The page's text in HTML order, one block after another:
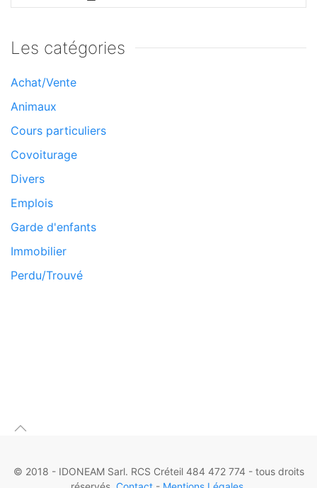
Les catégories
Achat/Vente
Animaux
Cours particuliers
Covoiturage
Divers
Emplois
Garde d'enfants
Immobilier
Perdu/Trouvé
© 2018 - IDONEAM Sarl. RCS Créteil 484 472 774 - tous droits